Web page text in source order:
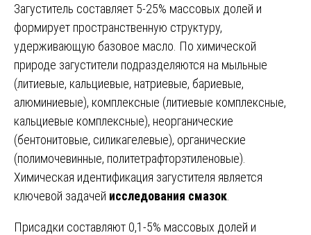
Загуститель составляет 5-25% массовых долей и
формирует пространственную структуру,
удерживающую базовое масло. По химической
природе загустители подразделяются на мыльные
(литиевые, кальциевые, натриевые, бариевые,
алюминиевые), комплексные (литиевые комплексные,
кальциевые комплексные), неорганические
(бентонитовые, силикагелевые), органические
(полимочевинные, политетрафторэтиленовые).
Химическая идентификация загустителя является
ключевой задачей исследования смазок
Присадки составляют 0,1-5% массовых долей и